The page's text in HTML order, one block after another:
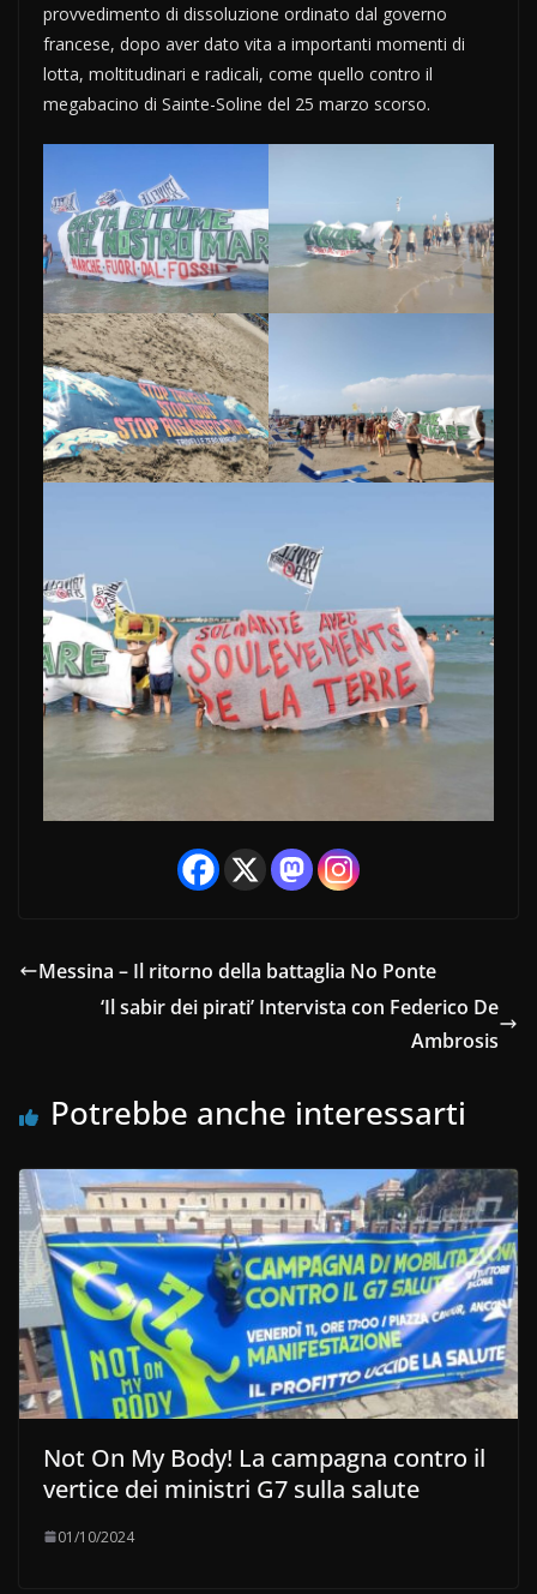
provvedimento di dissoluzione ordinato dal governo
francese, dopo aver dato vita a importanti momenti di
lotta, moltitudinari e radicali, come quello contro il
megabacino di Sainte-Soline del 25 marzo scorso.
Messina – Il ritorno della battaglia No Ponte
‘Il sabir dei pirati’ Intervista con Federico De
Ambrosis
Potrebbe anche interessarti
Not On My Body! La campagna contro il
vertice dei ministri G7 sulla salute
01/10/2024